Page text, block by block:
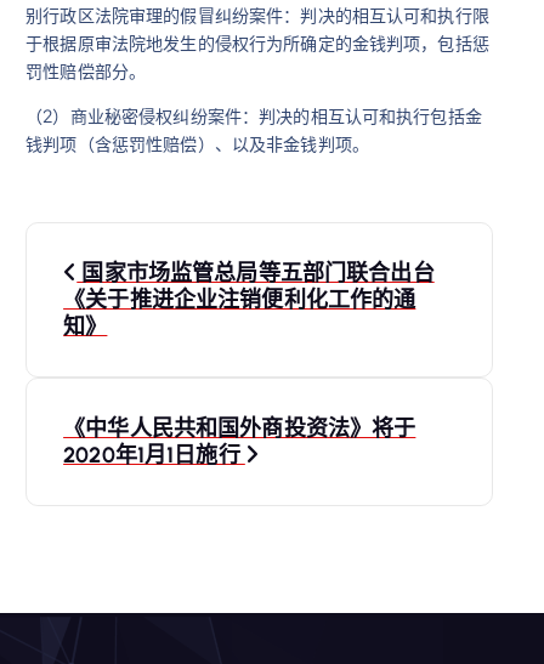
别行政区法院审理的假冒纠纷案件：判决的相互认可和执行限
于根据原审法院地发生的侵权行为所确定的金钱判项，包括惩
罚性赔偿部分。
（2）商业秘密侵权纠纷案件：判决的相互认可和执行包括金
钱判项（含惩罚性赔偿）、以及非金钱判项。
文
章
航
国家市场监管总局等五部门联合出台
《关于推进企业注销便利化工作的通
知》
《中华人民共和国外商投资法》将于
2020年1月1日施行